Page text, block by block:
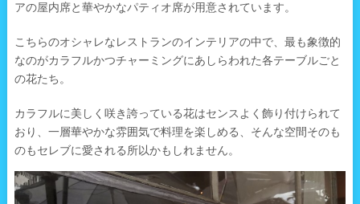
アの屋内席と華やかなパティオ席が用意されています。
こちらのオシャレなレストランのインテリアの中で、最も象徴的
なのがカラフルかつチャーミングにあしらわれた各テーブルごと
の花たち。
カラフルに美しく咲き誇っている花はセンスよく飾り付けられて
おり、一層華やかな雰囲気で料理を楽しめる、そんな空間そのも
のもセレブに愛される所以かもしれません。